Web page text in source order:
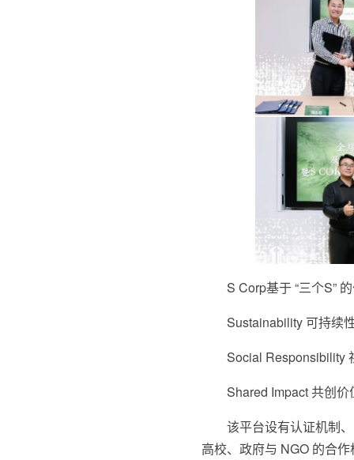
S Corp基于 “三个S”
Sustainability 可持续
Social Responsibility
Shared Impact 共创
该平台设有认证机制
高校、政府与 NGO 的合